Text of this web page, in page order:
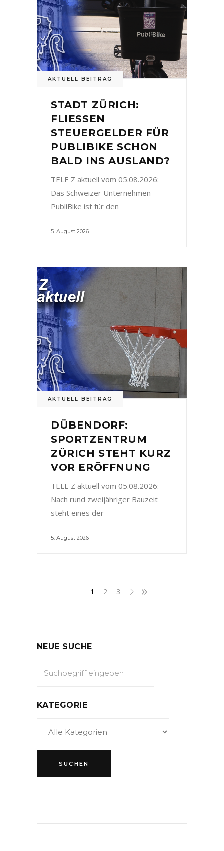
AKTUELL BEITRAG
STADT ZÜRICH:
FLIESSEN
STEUERGELDER FÜR
PUBLIBIKE SCHON
BALD INS AUSLAND?
TELE Z aktuell vom 05.08.2026:
Das Schweizer Unternehmen
PubliBike ist für den
5. August 2026
AKTUELL BEITRAG
DÜBENDORF:
SPORTZENTRUM
ZÜRICH STEHT KURZ
VOR ERÖFFNUNG
TELE Z aktuell vom 05.08.2026:
Nach rund zweijähriger Bauzeit
steht eines der
5. August 2026
1 2 3
NEUE SUCHE
KATEGORIE